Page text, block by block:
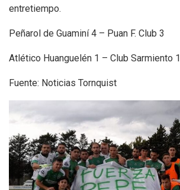
entretiempo.
Peñarol de Guaminí 4 – Puan F. Club 3
Atlético Huanguelén 1 – Club Sarmiento 1
Fuente: Noticias Tornquist